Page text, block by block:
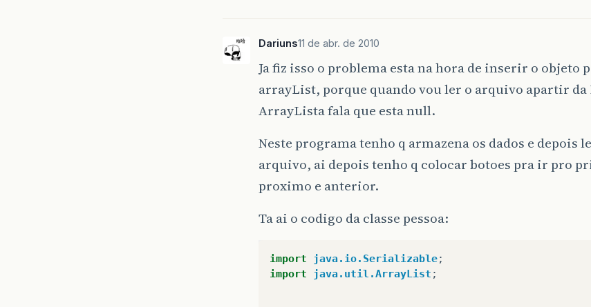
Dariuns11 de abr. de 2010
Ja fiz isso o problema esta na hora de inserir o objeto
arrayList, porque quando vou ler o arquivo apartir da
ArrayLista fala que esta null.
Neste programa tenho q armazena os dados e depois
arquivo, ai depois tenho q colocar botoes pra ir pro
proximo e anterior.
Ta ai o codigo da classe pessoa:
import java.io.Serializable;
import
java.util.ArrayList ;